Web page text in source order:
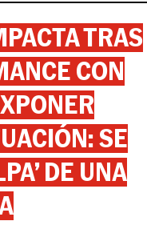
TRAS
CON
SE
DE UNA